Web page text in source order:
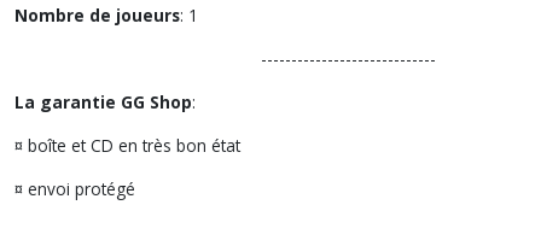
Nombre de joueurs: 1
-----------------------------
La garantie GG Shop:
¤ boîte et CD en très bon état
¤ envoi protégé